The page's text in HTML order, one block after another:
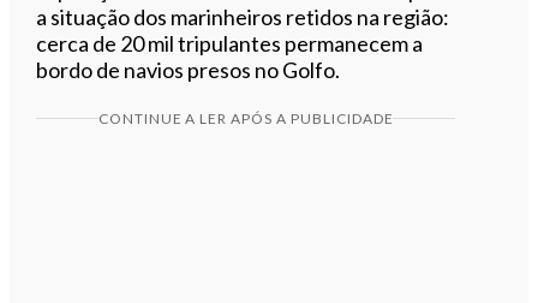
a situação dos marinheiros retidos na região:
cerca de 20 mil tripulantes permanecem a
bordo de navios presos no Golfo.
CONTINUE A LER APÓS A PUBLICIDADE